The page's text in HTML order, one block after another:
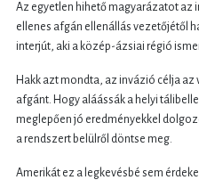
Az egyetlen hihető magyarázatot az
ellenes afgán ellenállás vezetőjétől
interjút, aki a közép-ázsiai régió
Hakk azt mondta, az invázió célja
afgánt. Hogy aláássák a helyi
meglepően jó eredményekkel
a rendszert belülről döntse meg.
Amerikát ez a legkevésbé sem